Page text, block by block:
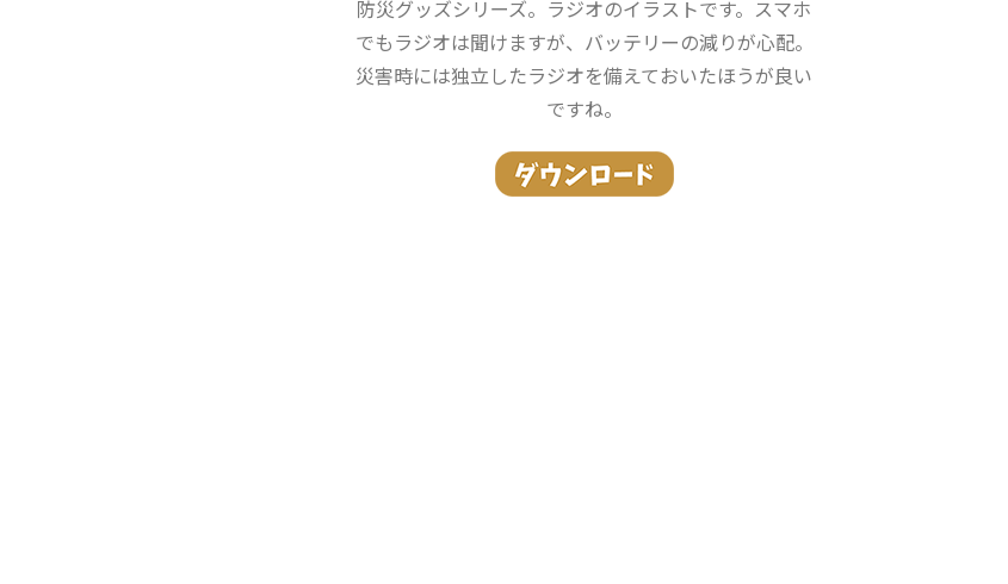
防災グッズシリーズ。ラジオのイラストです。スマホ
でもラジオは聞けますが、バッテリーの減りが心配。
災害時には独立したラジオを備えておいたほうが良い
ですね。